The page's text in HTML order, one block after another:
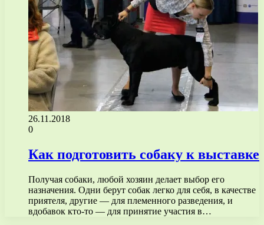
26.11.2018
0
Как подготовить собаку к выставке
Получая собаки, любой хозяин делает выбор его
назначения. Одни берут собак легко для себя, в качестве
приятеля, другие — для племенного разведения, и
вдобавок кто-то — для принятие участия в…